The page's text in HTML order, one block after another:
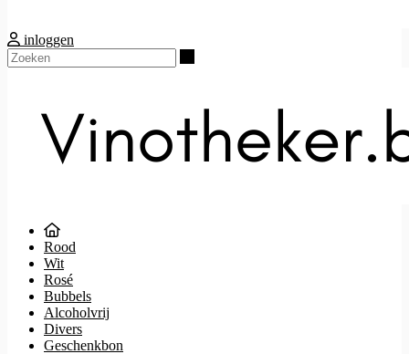
inloggen
Rood
Wit
Rosé
Bubbels
Alcoholvrij
Divers
Geschenkbon